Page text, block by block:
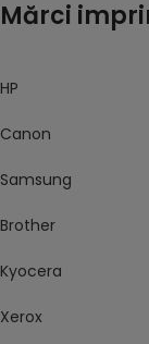
Mărci
HP
Canon
Samsung
Brother
Kyocera
Xerox